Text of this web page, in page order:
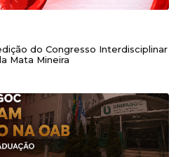
do Congresso Interdisciplinar
Mata Mineira